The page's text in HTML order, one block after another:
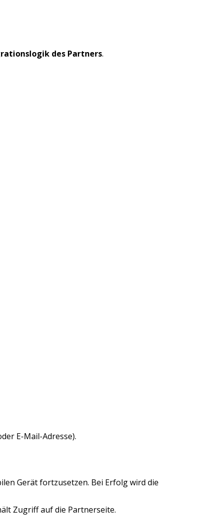
des Partners.
E-Mail-Adresse).
Gerät fortzusetzen. Bei Erfolg wird die
Zugriff auf die Partnerseite.